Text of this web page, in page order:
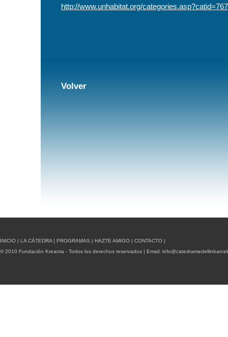
http://www.unhabitat.org/categories.asp?catid=767
Volver
INICIO | LA CÁTEDRA | PROGRAMAS | HAZTE AMIGO | CONTACTO |
© 2010 Fundación Kreanta - Todos los derechos reservados | Email: